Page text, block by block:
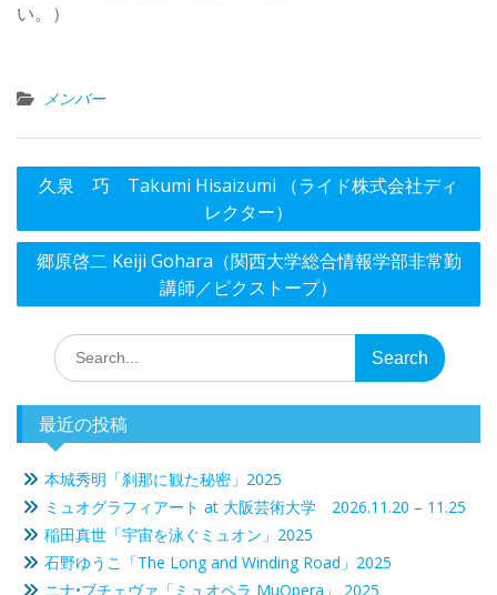
い。）
メンバー
投
ナ
ビ
ゲ
ョ
ン
久泉 巧 Takumi Hisaizumi （ライド株式会社ディ
レクター）
郷原啓二 Keiji Gohara（関西大学総合情報学部非常勤
講師／ピクストープ）
Search
for:
最近の投稿
本城秀明「刹那に観た秘密」2025
ミュオグラフィアート at 大阪芸術大学 2026.11.20 – 11.25
稲田真世「宇宙を泳ぐミュオン」2025
石野ゆうこ「The Long and Winding Road」2025
ニナ•ブチェヴァ「ミュオペラ MuOpera」 2025